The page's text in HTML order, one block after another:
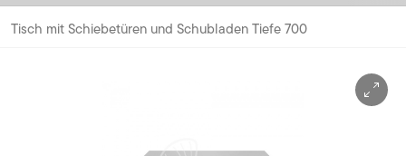
Tisch mit Schiebetüren und Schubladen Tiefe 700